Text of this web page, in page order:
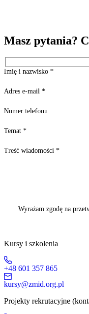
Masz pytania?
Imię i nazwisko *
Adres e-mail *
Numer telefonu
Temat *
Treść wiadomości *
Wyrażam zgodę na
Kursy i szkolenia
+48 601 357 865
kursy@zmid.org.pl
Projekty rekrutacyjne